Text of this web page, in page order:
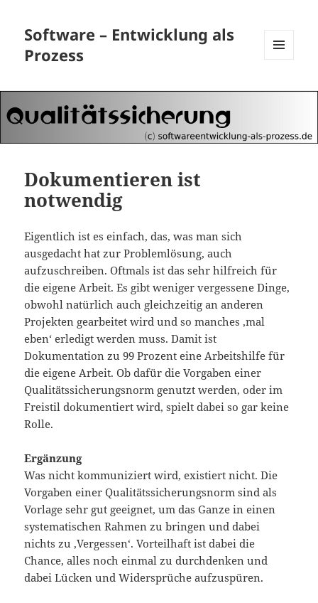
Software – Entwicklung als
Prozess
WIDGETS
Dokumentieren ist
notwendig
Eigentlich ist es einfach, das, was man sich
ausgedacht hat zur Problemlösung, auch
aufzuschreiben. Oftmals ist das sehr hilfreich für
die eigene Arbeit. Es gibt weniger vergessene Dinge,
obwohl natürlich auch gleichzeitig an anderen
Projekten gearbeitet wird und so manches ‚mal
eben‘ erledigt werden muss.Damit ist
Dokumentation zu 99 Prozent eine Arbeitshilfe für
die eigene Arbeit. Ob dafür die Vorgaben einer
Qualitätssicherungsnorm genutzt werden, oder im
Freistil dokumentiert wird, spielt dabei so gar keine
Rolle.
Ergänzung
Was nicht kommuniziert wird, existiert nicht. Die
Vorgaben einer Qualitätssicherungsnorm sind als
Vorlage sehr gut geeignet, um das Ganze in einen
systematischen Rahmen zu bringen und dabei
nichts zu ‚Vergessen‘. Vorteilhaft ist dabei die
Chance, alles noch einmal zu durchdenken und
dabei Lücken und Widersprüche aufzuspüren.